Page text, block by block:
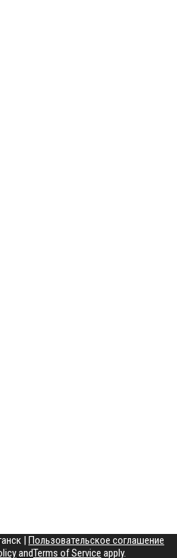
| Пользовательское соглашение
andTerms of Service apply.